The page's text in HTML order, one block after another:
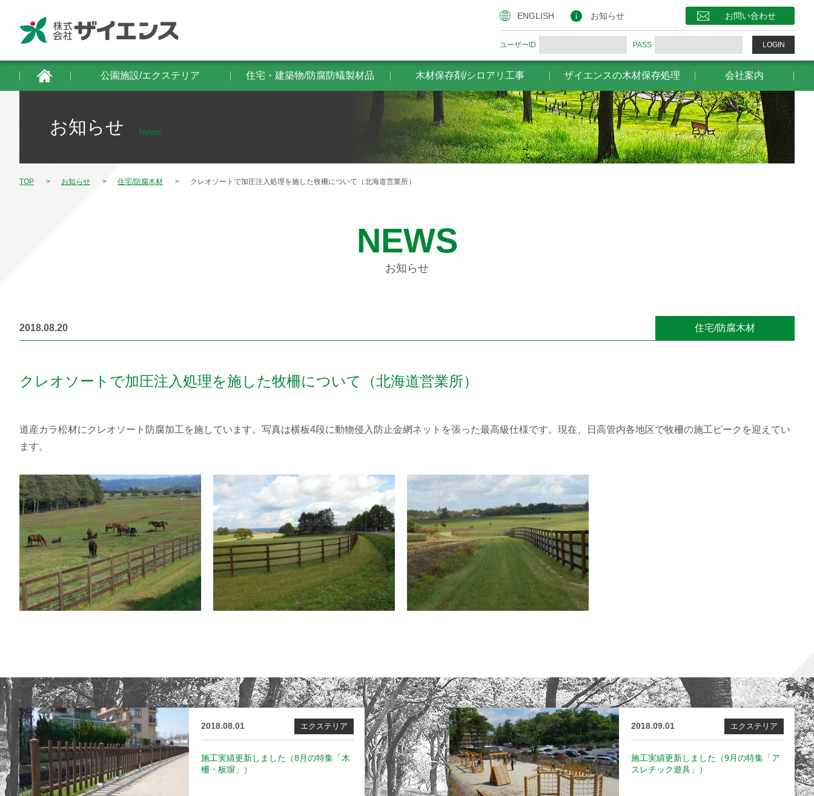
ENGLISH お知らせ お問い合わせ
ユーザーID PASS LOGIN
公園施設/エクステリア 住宅・建築物/防腐防蟻製材品 木材保存剤/シロアリ工事 ザイエンスの木材保存処理 会社案内
お知らせ News
TOP お知らせ 住宅/防腐木材 クレオソートで加圧注入処理を施した牧柵について（北海道営業所）
NEWS
お知らせ
2018.08.20 住宅/防腐木材
クレオソートで加圧注入処理を施した牧柵について（北海道営業所）
道産カラ松材にクレオソート防腐加工を施しています。写真は横板4段に動物侵入防止金網ネットを張った最高級仕様です。現在、日高管内各地区で牧柵の施工ピークを迎えてい
ます。
2018.08.01 エクステリア
施工実績更新しました（8月の特集「木
柵・板塀」）
2018.09.01 エクステリア
施工実績更新しました（9月の特集「ア
スレチック遊具」）
ザイエンスの木材保存処理 会社案内 お問い合わせ